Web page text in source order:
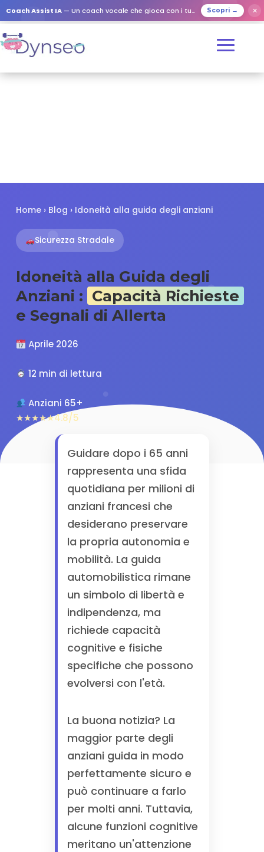
Coach Assist IA — Un coach vocale che gioca con i tuoi cari Scopri → ✕
Home › Blog › Idoneità alla guida degli anziani
Sicurezza Stradale
Idoneità alla Guida degli
Anziani : Capacità Richieste
e Segnali di Allerta
Aprile 2026
12 min di lettura
Anziani 65+
★★★★★4.8/5
Guidare dopo i 65 anni
rappresenta una sfida
quotidiana per milioni di
anziani francesi che
desiderano preservare
la propria autonomia e
mobilità. La guida
automobilistica rimane
un simbolo di libertà e
indipendenza, ma
richiede capacità
cognitive e fisiche
specifiche che possono
evolversi con l'età.
La buona notizia? La
maggior parte degli
anziani guida in modo
perfettamente sicuro e
può continuare a farlo
per molti anni. Tuttavia,
alcune funzioni cognitive
meritano un'attenzione